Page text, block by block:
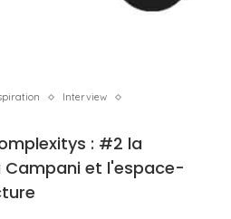
Interview
: #2 la
Campani et l'espace-